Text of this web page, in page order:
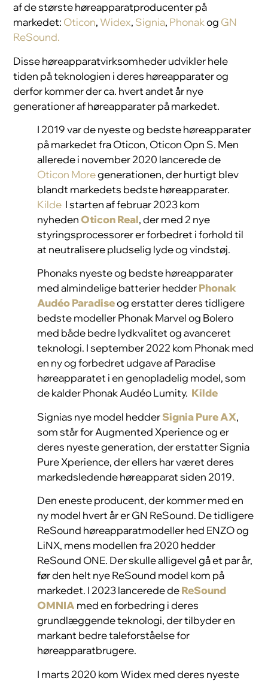
af de største høreapparatproducenter på
markedet: Oticon, Widex, Signia, Phonakog GN
ReSound.
Disse høreapparatvirksomheder udvikler hele
tiden på teknologien i deres høreapparater og
derfor kommer der ca. hvert andet år nye
generationer af høreapparater på markedet.
I 2019 var de nyeste og bedste høreapparater
på markedet fra Oticon, Oticon Opn S. Men
allerede i november 2020 lancerede de
Oticon Moregenerationen, der hurtigt blev
blandt markedets bedste høreapparater.
Kilde I starten af februar 2023 kom
nyheden Oticon Real, der med 2 nye
styringsprocessorer er forbedret i forhold til
at neutralisere pludselig lyde og vindstøj.
Phonaks nyeste og bedste høreapparater
med almindelige batterier hedderPhonak
Audéo Paradiseog erstatter deres tidligere
bedste modeller Phonak Marvel og Bolero
med både bedre lydkvalitet og avanceret
teknologi. I september 2022 kom Phonak med
en ny og forbedret udgave af Paradise
høreapparatet i en genopladelig model, som
de kalder Phonak Audéo Lumity. Kilde
Signias nye model hedderSignia Pure AX,
som står for Augmented Xperience og er
deres nyeste generation, der erstatter Signia
Pure Xperience, der ellers har været deres
markedsledende høreapparat siden 2019.
Den eneste producent, der kommer med en
ny model hvert år er GN ReSound. De tidligere
ReSound høreapparatmodeller hed ENZO og
LiNX, mens modellen fra 2020 hedder
ReSound ONE. Der skulle alligevel gå et par år,
før den helt nye ReSound model kom på
markedet. I 2023 lancerede deReSound
OMNIA med en forbedring i deres
grundlæggende teknologi, der tilbyder en
markant bedre taleforståelse for
høreapparatbrugere.
I marts 2020 kom Widex med deres nyeste